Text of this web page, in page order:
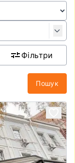
Фільтри
Пошук